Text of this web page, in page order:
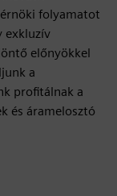
folyamatot
exkluzív
előnyökkel
a
profitálnak a
és áramelosztó